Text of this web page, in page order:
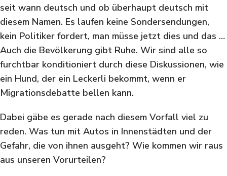
seit wann deutsch und ob überhaupt deutsch mit
diesem Namen. Es laufen keine Sondersendungen,
kein Politiker fordert, man müsse jetzt dies und das …
Auch die Bevölkerung gibt Ruhe. Wir sind alle so
furchtbar konditioniert durch diese Diskussionen, wie
ein Hund, der ein Leckerli bekommt, wenn er
Migrationsdebatte bellen kann.
Dabei gäbe es gerade nach diesem Vorfall viel zu
reden. Was tun mit Autos in Innenstädten und der
Gefahr, die von ihnen ausgeht? Wie kommen wir raus
aus unseren Vorurteilen?